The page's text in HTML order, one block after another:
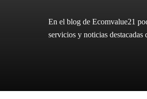
En el blog de Ecomvalue21
servicios y noticias